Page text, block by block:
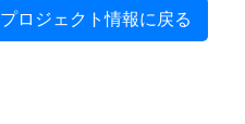
プロジェクト情報に戻る